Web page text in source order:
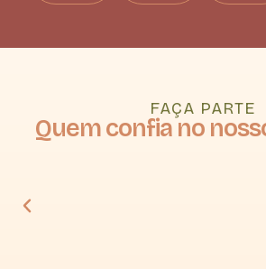
FAÇA PARTE
Quem confia no